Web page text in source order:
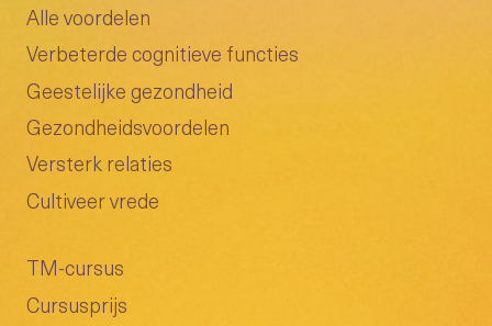
Alle voordelen
Verbeterde cognitieve functies
Geestelijke gezondheid
Gezondheidsvoordelen
Versterk relaties
Cultiveer vrede
TM-cursus
Cursusprijs